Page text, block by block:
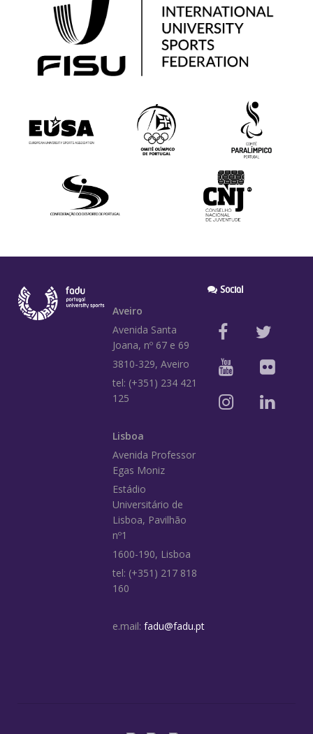
Aveiro
Avenida Santa
Joana, nº 67 e 69
3810-329, Aveiro
tel: (+351) 234 421
125
Lisboa
Avenida Professor
Egas Moniz
Estádio
Universitário de
Lisboa, Pavilhão
nº1
1600-190, Lisboa
tel: (+351) 217 818
160
e.mail: fadu@fadu.pt
Social